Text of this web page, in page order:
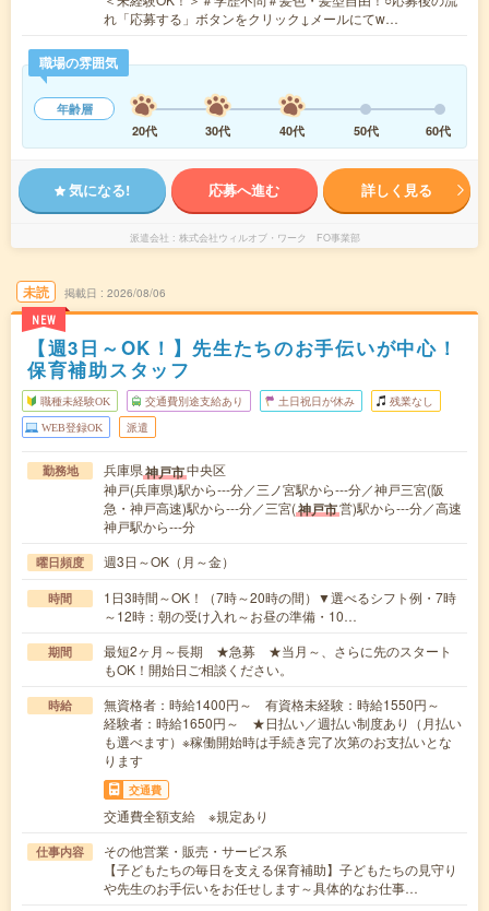
れ「応募する」ボタンをクリック↓メールにてw…
職場の雰囲気
年齢層
20代
30代 40代 50代 60代
気になる! 応募へ進む 詳しく見る
派遣会社 株式会社ウィルオブ・ワーク FO事業部
未読
NEW
掲載日 2026/08/06
【週3日～OK！】先生たちのお手伝いが中心！
保育補助スタッフ
職種未経験OK 交通費別途支給あり 土日祝日が休み 残業なし
WEB登録OK 派遣
勤務地 兵庫県神戸市中央区
神戸(兵庫県)駅から---分／三ノ宮駅から---分／神戸三宮(阪
急・神戸高速)駅から---分／三宮(神戸市営)駅から---分／高速
神戸駅から---分
曜日頻度 週3日～OK（月～金）
時間
1日3時間～OK！（7時～20時の間）▼選べるシフト例・7時
～12時：朝の受け入れ～お昼の準備・10…
期間
最短2ヶ月～長期 ★急募 ★当月～、さらに先のスタート
もOK！開始日ご相談ください。
時給
無資格者：時給1400円～ 有資格未経験：時給1550円～
経験者：時給1650円～ ★日払い／週払い制度あり（月払い
も選べます）※稼働開始時は手続き完了次第のお支払いとな
ります
交通費
交通費全額支給 ※規定あり
仕事内容
その他営業・販売・サービス系
【子どもたちの毎日を支える保育補助】子どもたちの見守り
や先生のお手伝いをお任せします～具体的なお仕事…